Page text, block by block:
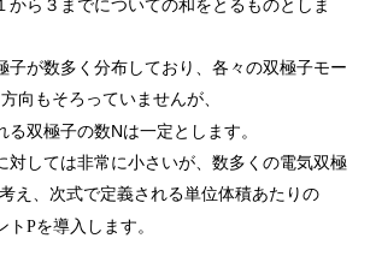
から３までについての和をとるものとしま
子が数多く分布しており、各々の双極子モー
向もそろっていませんが、
双極子の数Nは一定とします。
対しては非常に小さいが、数多くの電気双極
え、次式で定義される単位体積あたりの
ト Pを導入します。